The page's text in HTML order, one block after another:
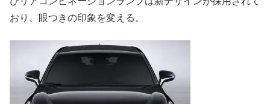
おり、眼つきの印象を変える。